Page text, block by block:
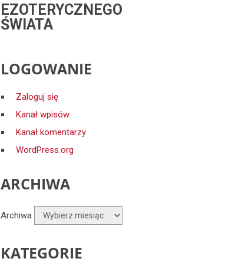
EZOTERYCZNEGO
ŚWIATA
LOGOWANIE
Zaloguj się
Kanał wpisów
Kanał komentarzy
WordPress.org
ARCHIWA
Archiwa
KATEGORIE